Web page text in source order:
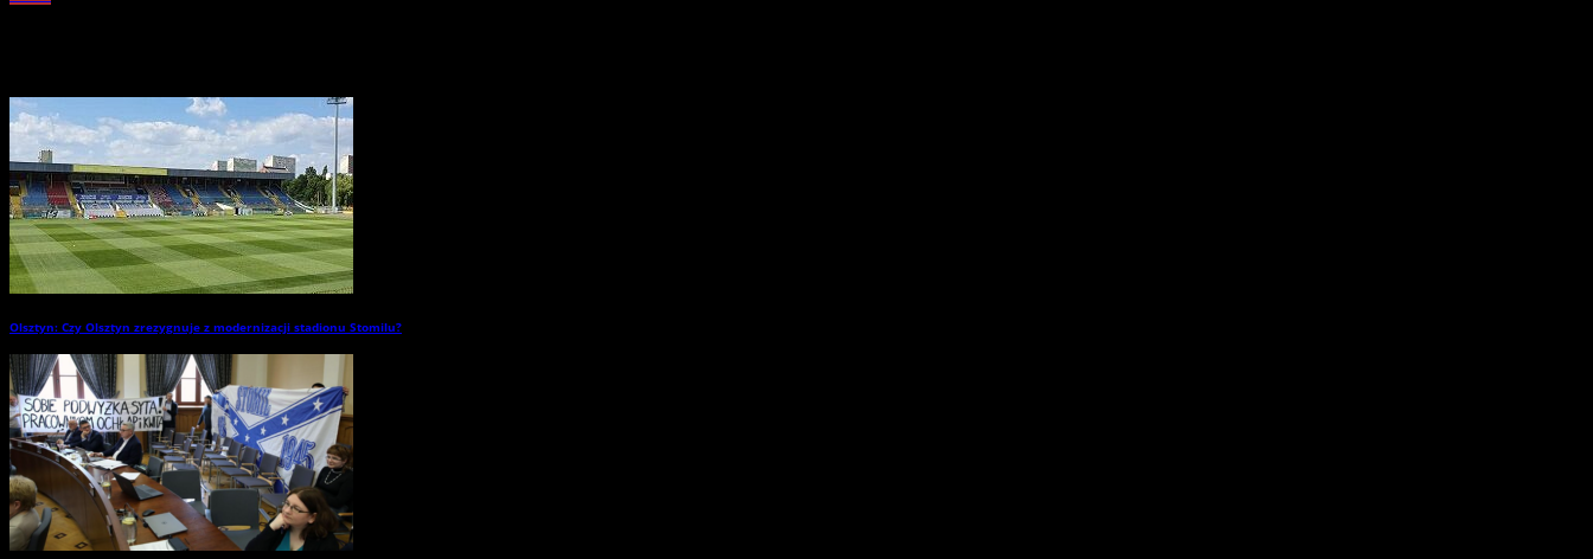
Olsztyn: Czy Olsztyn zrezygnuje z modernizacji stadionu Stomilu?